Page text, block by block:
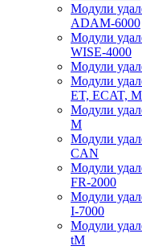
Модули
ADAM-6000
Модули
WISE-4000
Модули
Модули
ET, ECAT,
Модули
M
Модули
CAN
Модули
FR-2000
Модули
I-7000
Модули
tM